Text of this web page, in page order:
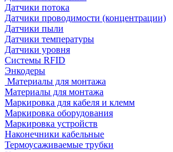
Датчики потока
Датчики проводимости (концентрации)
Датчики пыли
Датчики температуры
Датчики уровня
Системы RFID
Энкодеры
Материалы для монтажа
Материалы для монтажа
Маркировка для кабеля и клемм
Маркировка оборудования
Маркировка устройств
Наконечники кабельные
Термоусаживаемые трубки